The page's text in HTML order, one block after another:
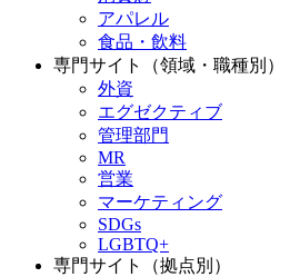
アパレル
食品・飲料
専門サイト（領域・職種別）
外資
エグゼクティブ
管理部門
MR
営業
マーケティング
SDGs
LGBTQ+
専門サイト（拠点別）